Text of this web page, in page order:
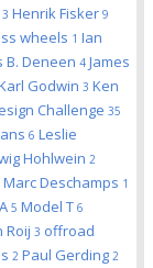
3 Henrik Fisker 9
wheels 1 Ian
B. Deneen 4 James
Godwin 3 Ken
Challenge 35
6 Leslie
Hohlwein 2
Marc Deschamps 1
5 Model T 6
Roij 3 offroad
2 Paul Gerding 2